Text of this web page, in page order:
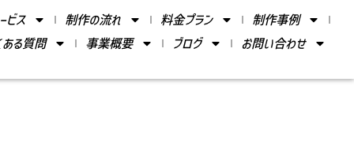
ビス 制作の流れ 料金プラン
制作事例
ある質問
事業概要 ブログ お問い合わせ